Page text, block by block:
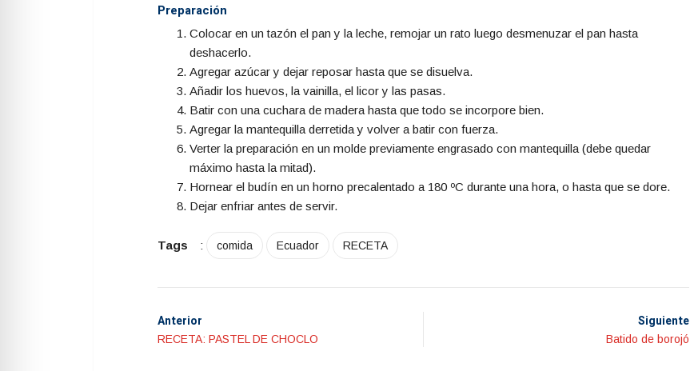
Preparación
Colocar en un tazón el pan y la leche, remojar un rato luego desmenuzar el pan hasta
deshacerlo.
Agregar azúcar y dejar reposar hasta que se disuelva.
Añadir los huevos, la vainilla, el licor y las pasas.
Batir con una cuchara de madera hasta que todo se incorpore bien.
Agregar la mantequilla derretida y volver a batir con fuerza.
Verter la preparación en un molde previamente engrasado con mantequilla (debe quedar
máximo hasta la mitad).
Hornear el budín en un horno precalentado a 180 ºC durante una hora, o hasta que se dore.
Dejar enfriar antes de servir.
Tags : comida Ecuador RECETA
Anterior
RECETA: PASTEL DE CHOCLO
Siguiente
Batido de borojó